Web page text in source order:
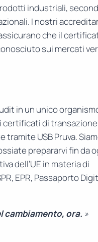
industriali,
I nostri
assicurano che il
sui mercati
in un unico
certificati di transazione
USB Pruva.
prepararvi fin da
dell’UE in materia di
EPR, Passaporto
cambiamento, ora. »